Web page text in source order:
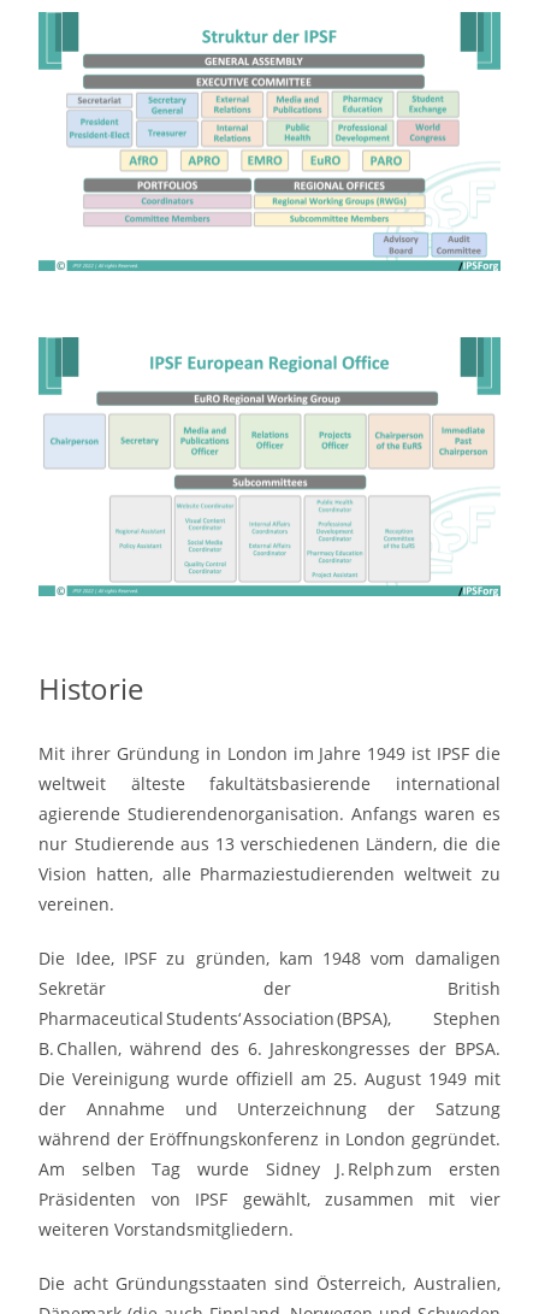
Historie
Mit ihrer Gründung in London im Jahre 1949 ist IPSF die
weltweit älteste fakultätsbasierende international
agierende Studierendenorganisation. Anfangs waren es
nur Studierende aus 13 verschiedenen Ländern, die die
Vision hatten, alle Pharmaziestudierenden weltweit zu
vereinen.
Die Idee, IPSF zu gründen, kam 1948 vom damaligen
Sekretär der British
Pharmaceutical Students‘ Association (BPSA), Stephen
B. Challen, während des 6. Jahreskongresses der BPSA.
Die Vereinigung wurde offiziell am 25. August 1949 mit
der Annahme und Unterzeichnung der Satzung
während der Eröffnungskonferenz in London gegründet.
Am selben Tag wurde Sidney J. Relph zum ersten
Präsidenten von IPSF gewählt, zusammen mit vier
weiteren Vorstandsmitgliedern.
Die acht Gründungsstaaten sind Österreich, Australien,